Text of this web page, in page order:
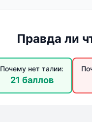
Правда ли
Почему нет талии:
21 баллов